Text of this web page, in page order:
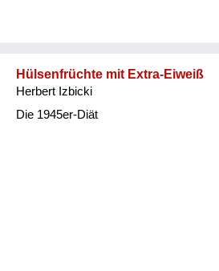
Hülsenfrüchte mit Extra-Eiweiß
Herbert Izbicki
Die 1945er-Diät